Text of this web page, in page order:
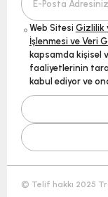
Web Sitesi Gizlilik
İşlenmesi ve Veri
kapsamda kişisel
faaliyetlerinin
kabul ediyor ve
© Telif hakkı 2025